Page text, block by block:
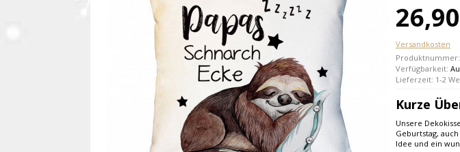
Versandkosten
Produktnummer:
Verfügbarkeit:
Lieferzeit: 1-2
Kurze
Unsere
Geburtstag,
Idee und ein